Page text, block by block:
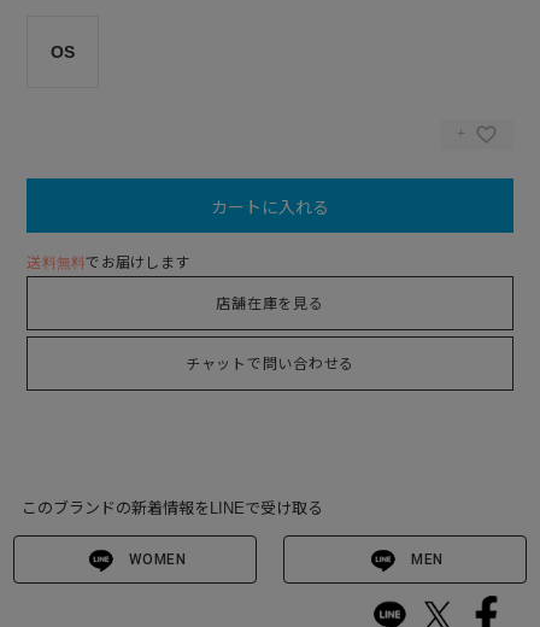
OS
カートに入れる
送料無料でお届けします
店舗在庫を見る
チャットで問い合わせる
このブランドの新着情報をLINEで受け取る
WOMEN MEN